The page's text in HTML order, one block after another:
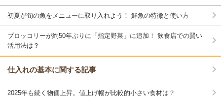
初夏が旬の魚をメニューに取り入れよう！ 鮮魚の特徴と使い方
ブロッコリーが約50年ぶりに「指定野菜」に追加！ 飲食店での賢い
活用法は？
仕入れの基本に関する記事
2025年も続く物価上昇。値上げ幅が比較的小さい食材は？